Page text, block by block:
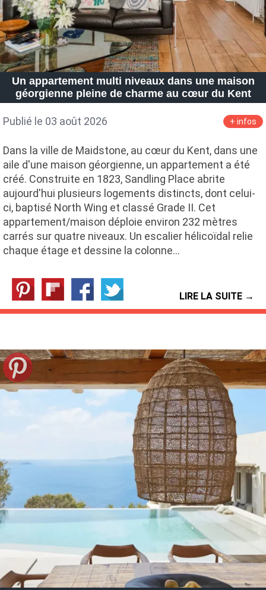
Un appartement multi niveaux dans une maison
géorgienne pleine de charme au cœur du Kent
Publié le 03 août 2026 + infos
Dans la ville de Maidstone, au cœur du Kent, dans une
aile d'une maison géorgienne, un appartement a été
créé. Construite en 1823, Sandling Place abrite
aujourd'hui plusieurs logements distincts, dont celui-
ci, baptisé North Wing et classé Grade II. Cet
appartement/maison déploie environ 232 mètres
carrés sur quatre niveaux. Un escalier hélicoïdal relie
chaque étage et dessine la colonne…
LIRE LA SUITE →